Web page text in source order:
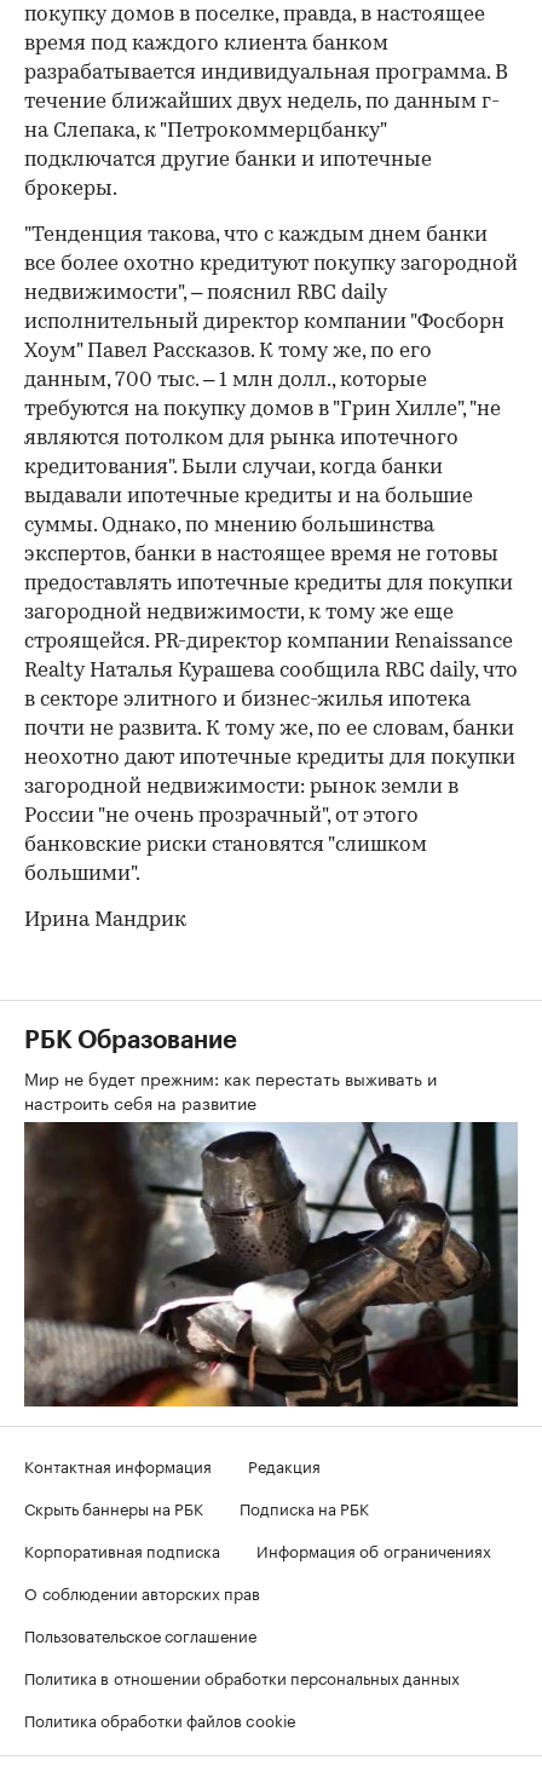
покупку домов в поселке, правда, в настоящее
время под каждого клиента банком
разрабатывается индивидуальная программа. В
течение ближайших двух недель, по данным г-
на Слепака, к "Петрокоммерцбанку"
подключатся другие банки и ипотечные
брокеры.
"Тенденция такова, что с каждым днем банки
все более охотно кредитуют покупку загородной
недвижимости", – пояснил RBC daily
исполнительный директор компании "Фосборн
Хоум" Павел Рассказов. К тому же, по его
данным, 700 тыс. – 1 млн долл., которые
требуются на покупку домов в "Грин Хилле", "не
являются потолком для рынка ипотечного
кредитования". Были случаи, когда банки
выдавали ипотечные кредиты и на большие
суммы. Однако, по мнению большинства
экспертов, банки в настоящее время не готовы
предоставлять ипотечные кредиты для покупки
загородной недвижимости, к тому же еще
строящейся. PR-директор компании Renaissance
Realty Наталья Курашева сообщила RBC daily, что
в секторе элитного и бизнес-жилья ипотека
почти не развита. К тому же, по ее словам, банки
неохотно дают ипотечные кредиты для покупки
загородной недвижимости: рынок земли в
России "не очень прозрачный", от этого
банковские риски становятся "слишком
большими".
Ирина Мандрик
РБК Образование
Мир не будет прежним: как перестать выживать и
настроить себя на развитие
Контактная информация
Редакция
Скрыть баннеры на РБК
Подписка на РБК
Корпоративная подписка
Информация об ограничениях
О соблюдении авторских прав
Пользовательское соглашение
Политика в отношении обработки персональных данных
Политика обработки файлов cookie